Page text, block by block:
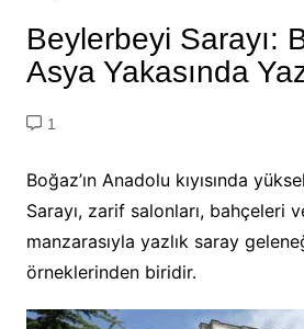
Beylerbeyi Sarayı:
Asya Yakasında
1
Boğaz’ın Anadolu kıyısında
Sarayı, zarif salonları, bahçeleri
manzarasıyla yazlık saray
örneklerinden biridir.